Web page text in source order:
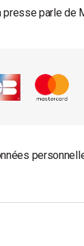
presse parle de